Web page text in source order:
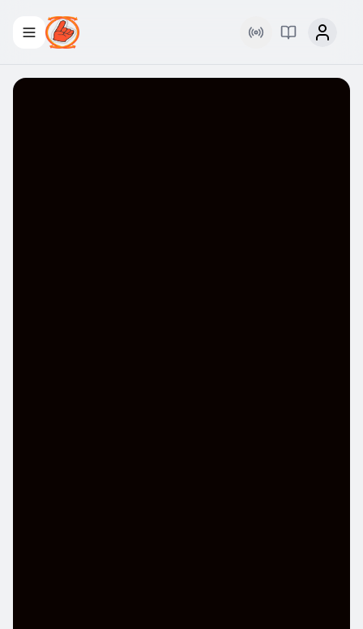
RádioPalavra Viva